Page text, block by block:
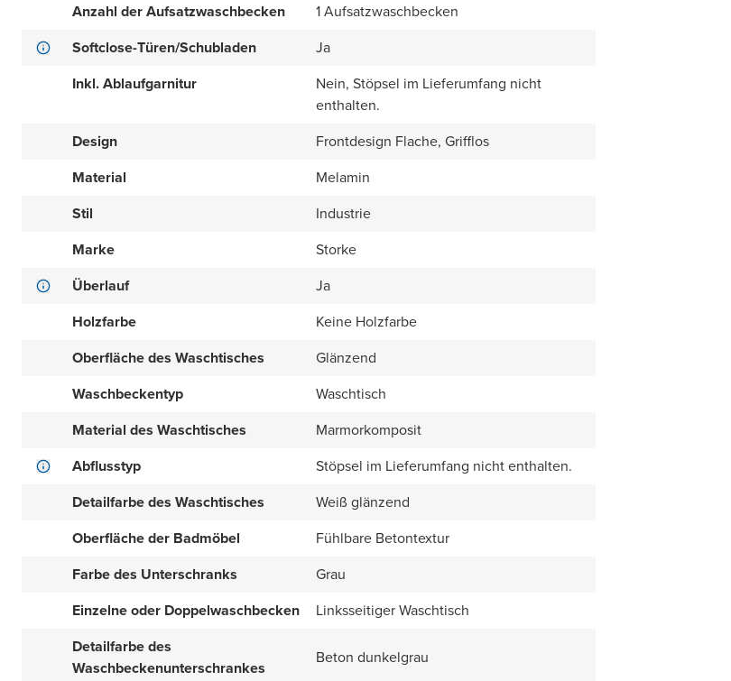
Anzahl der Aufsatzwaschbecken
1 Aufsatzwaschbecken
Softclose-Türen/Schubladen
Ja
Inkl. Ablaufgarnitur
Nein, Stöpsel im Lieferumfang nicht
enthalten.
Design
Frontdesign Flache, Grifflos
Material
Melamin
Stil
Industrie
Marke
Storke
Überlauf
Ja
Holzfarbe
Keine Holzfarbe
Oberfläche des Waschtisches
Glänzend
Waschbeckentyp
Waschtisch
Material des Waschtisches
Marmorkomposit
Abflusstyp
Stöpsel im Lieferumfang nicht enthalten.
Detailfarbe des Waschtisches
Weiß glänzend
Oberfläche der Badmöbel
Fühlbare Betontextur
Farbe des Unterschranks
Grau
Einzelne oder Doppelwaschbecken
Linksseitiger Waschtisch
Detailfarbe des
Waschbeckenunterschrankes
Beton dunkelgrau